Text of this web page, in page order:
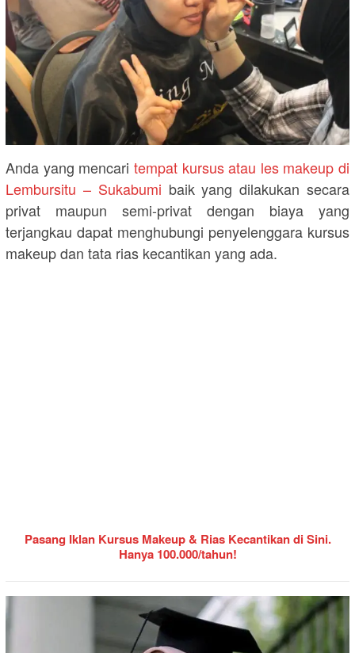
Anda yang mencari tempat kursus atau les makeup di
Lembursitu – Sukabumi baik yang dilakukan secara
privat maupun semi-privat dengan biaya yang
terjangkau dapat menghubungi penyelenggara kursus
makeup dan tata rias kecantikan yang ada.
Pasang Iklan Kursus Makeup & Rias Kecantikan di Sini.
Hanya 100.000/tahun!